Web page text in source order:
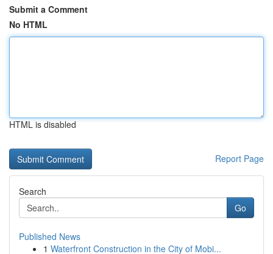
Submit a Comment
No HTML
HTML is disabled
Report Page
Search
Go
Published News
1 Waterfront Construction in the City of Mobi...